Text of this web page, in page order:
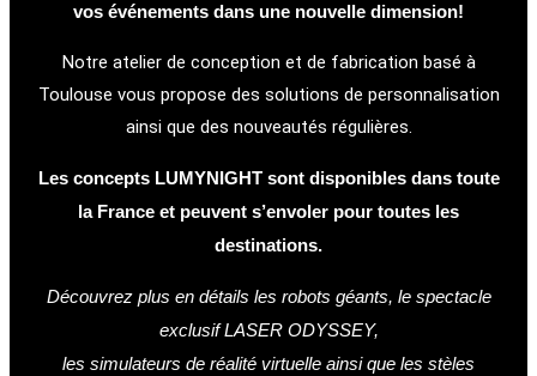
vos événements dans une nouvelle dimension!
Notre atelier de conception et de fabrication basé à
Toulouse vous propose des solutions de personnalisation
ainsi que des nouveautés régulières.
Les concepts LUMYNIGHT sont disponibles dans toute
la France et peuvent s’envoler pour toutes les
destinations.
Découvrez plus en détails les robots géants, le spectacle
exclusif LASER ODYSSEY,
les simulateurs de réalité virtuelle ainsi que les stèles